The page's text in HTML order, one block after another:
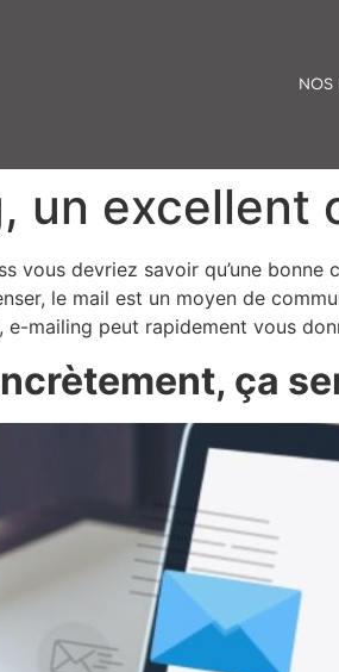
NOS
un
vous devriez savoir qu’une
le mail est un moyen de
mailing peut rapidement vous
ça